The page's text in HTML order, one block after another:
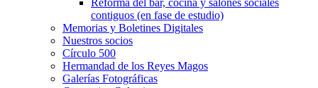
contiguos (en fase de estudio)
Memorias y Boletines Digitales
Nuestros socios
Círculo 500
Hermandad de los Reyes Magos
Galerías Fotográficas